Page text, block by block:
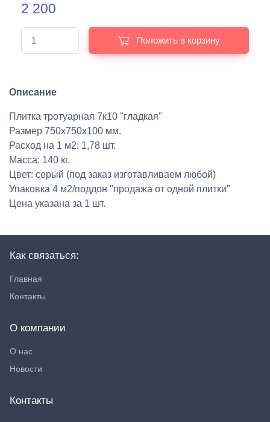
2 200
Положить в корзину
Описание
Плитка тротуарная 7к10 "гладкая"
Размер 750х750х100 мм.
Расход на 1 м2: 1,78 шт.
Масса: 140 кг.
Цвет: серый (под заказ изготавливаем любой)
Упаковка 4 м2/поддон "продажа от одной плитки"
Цена указана за 1 шт.
Как связаться:
Главная
Контакты
О компании
О нас
Новости
Контакты